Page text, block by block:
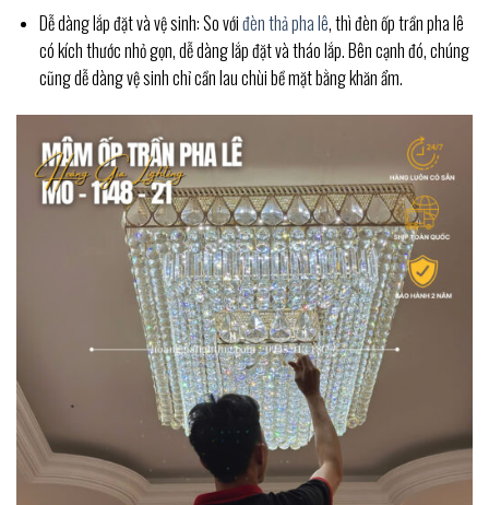
Dễ dàng lắp đặt và vệ sinh: So vớiđèn thả pha lê, thì đèn ốp trần pha lê
có kích thước nhỏ gọn, dễ dàng lắp đặt và tháo lắp. Bên cạnh đó, chúng
cũng dễ dàng vệ sinh chỉ cần lau chùi bề mặt bằng khăn ẩm.